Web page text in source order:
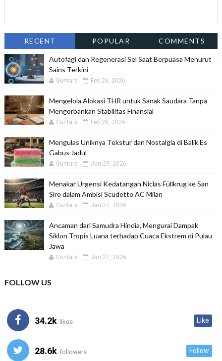
RECENT POPULAR COMMENTS
Autofagi dan Regenerasi Sel Saat Berpuasa Menurut
Sains Terkini
Guntara Feb 26, 2026
Mengelola Alokasi THR untuk Sanak Saudara Tanpa
Mengorbankan Stabilitas Finansial
Guntara Feb 26, 2026
Mengulas Uniknya Tekstur dan Nostalgia di Balik Es
Gabus Jadul
Guntara Jan 29, 2026
Menakar Urgensi Kedatangan Niclas Füllkrug ke San
Siro dalam Ambisi Scudetto AC Milan
Guntara Jan 27, 2026
Ancaman dari Samudra Hindia, Mengurai Dampak
Siklon Tropis Luana terhadap Cuaca Ekstrem di Pulau
Jawa
Guntara Jan 27, 2026
FOLLOW US
34.2k likes Like
28.6k followers Follow